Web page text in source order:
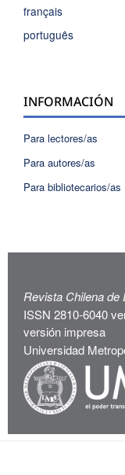
français
português
INFORMACIÓN
Para lectores/as
Para autores/as
Para bibliotecarios/as
Revista Chilena
ISSN 2810-6040
versión impresa
Universidad